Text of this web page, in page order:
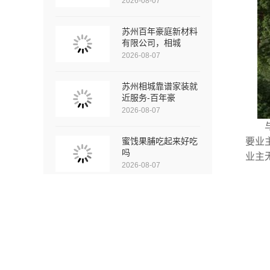
苏州百年豪庭新材料
有限公司，相城
2026-08-07
苏州相城靠谱家装就
近服务-百年豪
2026-08-07
蜜饯果脯吃起来好吃
吗
2026-08-07
要业
业主